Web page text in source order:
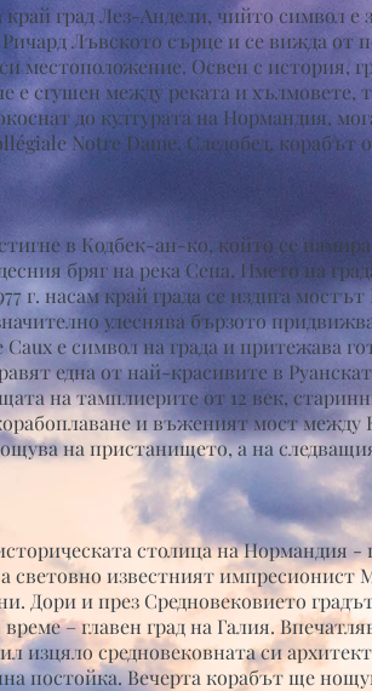
град Лез-Андели, чийто символ е
Лъвското сърце и се вижда от
местоположение. Освен с история,
е сгушен между реката и хълмовете,
до културата на Нормандия,
Notre Dame. Следобед, корабът
в Кодбек-ан-ко, който се
бряг на река Сена. Името на
г. насам край града се издига
улеснява бързото
е символ на града и притежава
една от най-красивите в
на тамплиерите от 12 век,
и въженият мост между
на пристанището, а на
столица на Нормандия -
а световно известният импресионист
Дори и през Средновековието
– главен град на Галия.
изцяло средновековната си
постойка. Вечерта корабът ще